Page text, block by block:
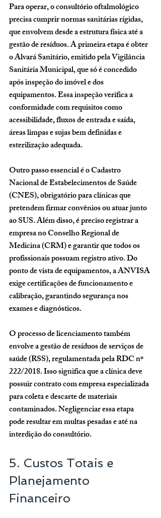
Para operar, o consultório oftalmológico
precisa cumprir normas sanitárias rígidas,
que envolvem desde a estrutura física até a
gestão de resíduos. A primeira etapa é obter
o Alvará Sanitário, emitido pela Vigilância
Sanitária Municipal, que só é concedido
após inspeção do imóvel e dos
equipamentos. Essa inspeção verifica a
conformidade com requisitos como
acessibilidade, fluxos de entrada e saída,
áreas limpas e sujas bem definidas e
esterilização adequada.
Outro passo essencial é o Cadastro
Nacional de Estabelecimentos de Saúde
(CNES), obrigatório para clínicas que
pretendem firmar convênios ou atuar junto
ao SUS. Além disso, é preciso registrar a
empresa no Conselho Regional de
Medicina (CRM) e garantir que todos os
profissionais possuam registro ativo. Do
ponto de vista de equipamentos, a ANVISA
exige certificações de funcionamento e
calibração, garantindo segurança nos
exames e diagnósticos.
O processo de licenciamento também
envolve a gestão de resíduos de serviços de
saúde (RSS), regulamentada pela RDC nº
222/2018. Isso significa que a clínica deve
possuir contrato com empresa especializada
para coleta e descarte de materiais
contaminados. Negligenciar essa etapa
pode resultar em multas pesadas e até na
interdição do consultório.
5. Custos Totais e
Planejamento
Financeiro